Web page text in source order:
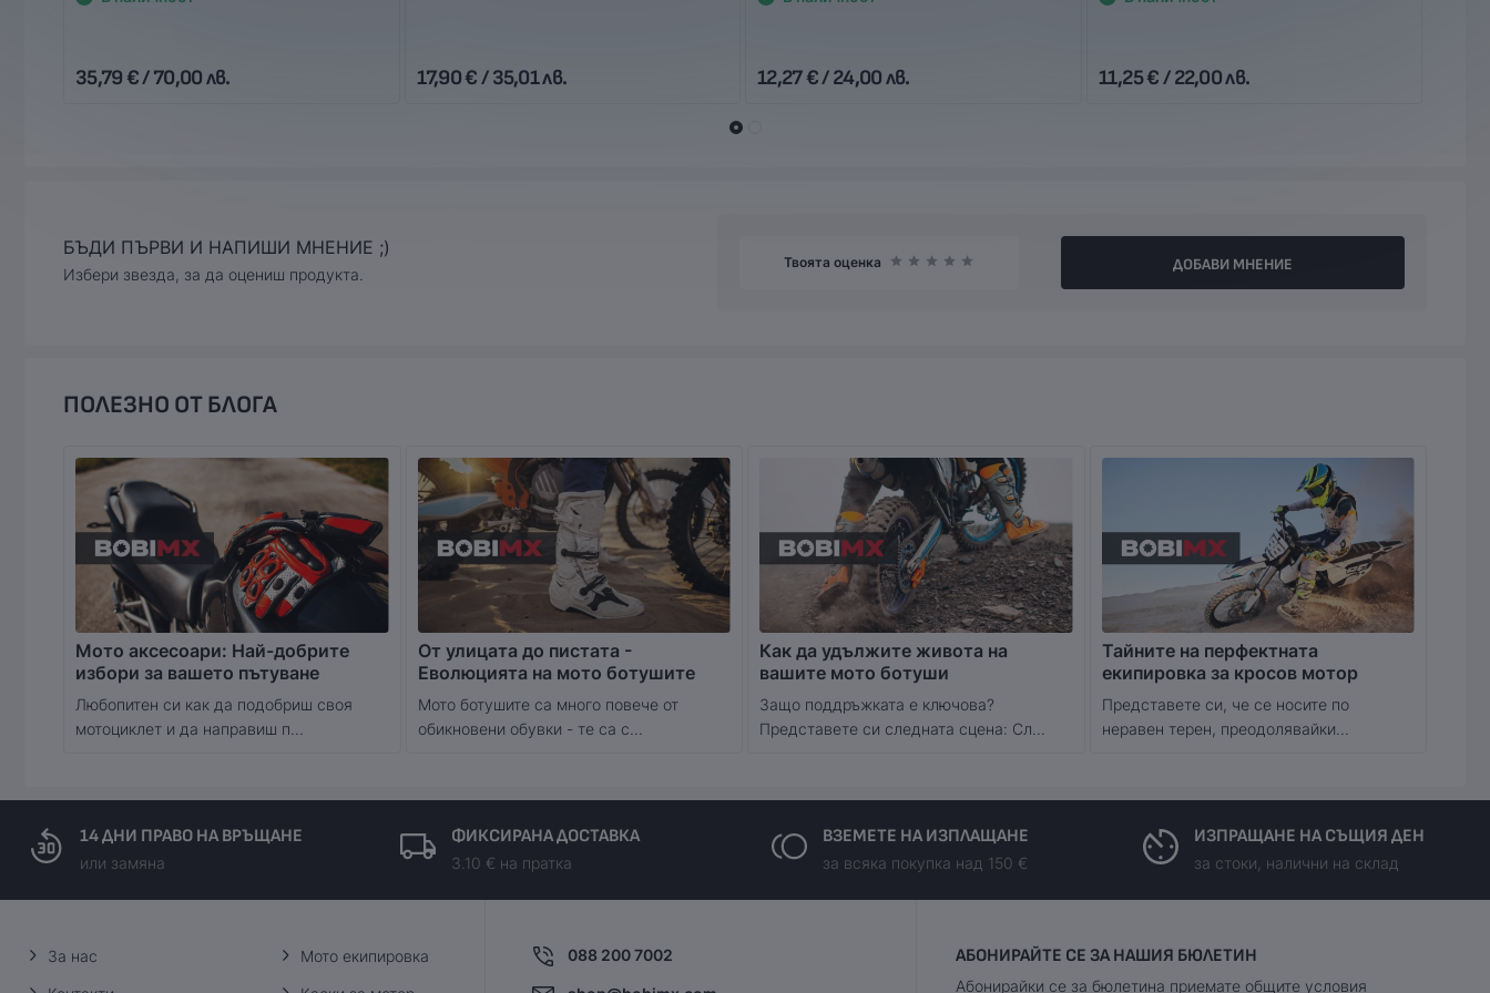
35,79 € / 70,00 лв. 17,90 € / 35,01 лв. 12,27 € / 24,00 лв. 11,25 € / 22,00 лв.
БЪДИ ПЪРВИ И НАПИШИ МНЕНИЕ ;)
Избери звезда, за да оцениш продукта.
Твоята оценка ДОБАВИ МНЕНИЕ
ПОЛЕЗНО ОТ БЛОГА
Мото аксесоари: Най-добрите
избори за вашето пътуване
Любопитен си как да подобриш своя
мотоциклет и да направиш п...
От улицата до пистата -
Еволюцията на мото ботушите
Мото ботушите са много повече от
обикновени обувки - те са с...
Как да удължите живота на
вашите мото ботуши
Защо поддръжката е ключова?
Представете си следната сцена: Сл...
Тайните на перфектната
екипировка за кросов мотор
Представете си, че се носите по
неравен терен, преодолявайки...
14 ДНИ ПРАВО НА ВРЪЩАНЕ
или замяна
ФИКСИРАНА ДОСТАВКА
3.10 € на пратка
ВЗЕМЕТЕ НА ИЗПЛАЩАНЕ
за всяка покупка над 150 €
ИЗПРАЩАНЕ НА СЪЩИЯ ДЕН
за стоки, налични на склад
За нас
Мото екипировка
088 200 7002 АБОНИРАЙТЕ СЕ ЗА НАШИЯ БЮЛЕТИН
Абонирайки се за бюлетина приемате общите условия